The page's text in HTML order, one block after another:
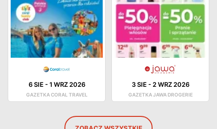
6 SIE -1 WRZ 2026
GAZETKA CORAL TRAVEL
3 SIE - 2 WRZ 2026
GAZETKA JAWA DROGERIE